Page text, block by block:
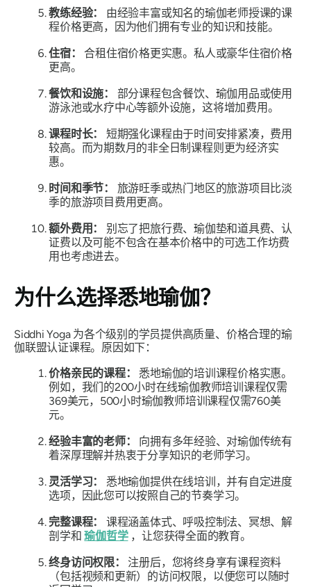
教练经验：
由经验丰富或知名的瑜伽老师授课的课
程价格更高，因为他们拥有专业的知识和技能。
住宿：
合租住宿价格更实惠。私人或豪华住宿价格
更高。
餐饮和设施：
部分课程包含餐饮、瑜伽用品或使用
游泳池或水疗中心等额外设施，这将增加费用。
课程时长：
短期强化课程由于时间安排紧凑，费用
较高。而为期数月的非全日制课程则更为经济实
惠。
时间和季节：
旅游旺季或热门地区的旅游项目比淡
季的旅游项目费用更高。
额外费用：
别忘了把旅行费、瑜伽垫和道具费、认
证费以及可能不包含在基本价格中的可选工作坊费
用也考虑进去。
为什么选择悉地瑜伽？
Siddhi Yoga 为各个级别的学员提供高质量、价格合理的瑜
伽联盟认证课程。原因如下：
价格亲民的课程：
悉地瑜伽的培训课程价格实惠。
例如，我们的200小时在线瑜伽教师培训课程仅需
369美元，500小时瑜伽教师培训课程仅需760美
元。
经验丰富的老师：
向拥有多年经验、对瑜伽传统有
着深厚理解并热衷于分享知识的老师学习。
灵活学习：
悉地瑜伽提供在线培训，并有自定进度
选项，因此您可以按照自己的节奏学习。
完整课程：
课程涵盖体式、呼吸控制法、冥想、解
剖学和瑜伽哲学，让您获得全面的教育。
终身访问权限：
注册后，您将终身享有课程资料
（包括视频和更新）的访问权限，以便您可以随时